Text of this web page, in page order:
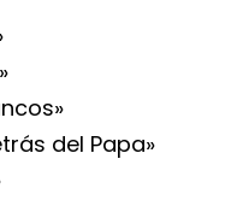
del Papa»